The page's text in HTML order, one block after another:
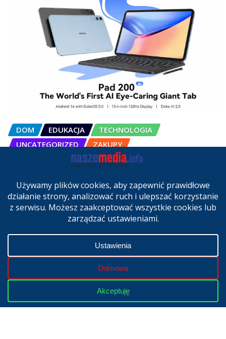
DOM EDUKACJA
TECHNOLOGIA
UNCATEGORIZED
ZAKUPY
OSCAL Pad 200 alternatywą dla
sprzedaży w Polsce
cze 27, 2026